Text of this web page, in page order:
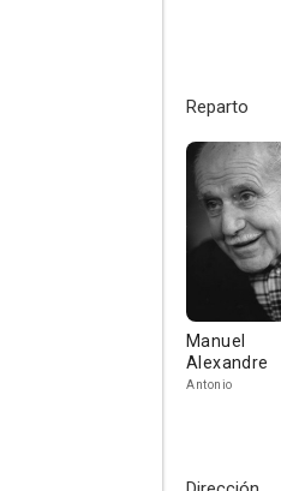
Reparto
Manuel
Alexandre
Antonio